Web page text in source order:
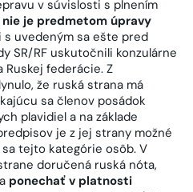
v súvislosti s plnením
nie je predmetom úpravy
s uvedeným sa ešte pred
SR/RF uskutočnili konzulárne
Ruskej federácie. Z
že ruská strana má
sa členov posádok
plavidiel a na základe
je z jej strany možné
tejto kategórie osôb. V
doručená ruská nóta,
ponechať v platnosti